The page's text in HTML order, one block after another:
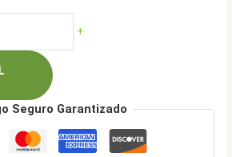
+
Seguro Garantizado